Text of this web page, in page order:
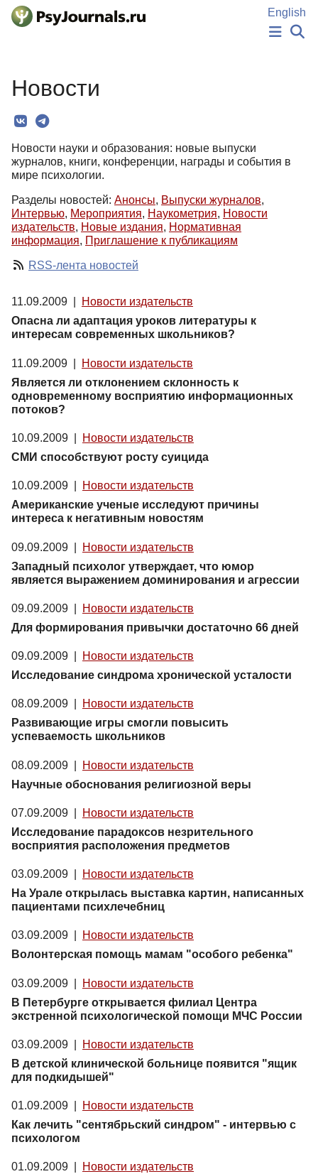
Перейти к основному содержанию
English
КЛЮЧЕВЫЕ СЛОВА
Регистрация
Вход
Новости
Новости науки и образования: новые выпуски
журналов, книги, конференции, награды и события в
мире психологии.
Разделы новостей: Анонсы, Выпуски журналов,
Интервью, Мероприятия, Наукометрия, Новости
издательств, Новые издания, Нормативная
информация, Приглашение к публикациям
RSS-лента новостей
11.09.2009
Новости издательств
Опасна ли адаптация уроков литературы к
интересам современных школьников?
11.09.2009
Новости издательств
Является ли отклонением cклонность к
одновременному восприятию информационных
потоков?
10.09.2009
Новости издательств
СМИ способствуют росту суицида
10.09.2009
Новости издательств
Американские ученые исследуют причины
интереса к негативным новостям
09.09.2009
Новости издательств
Западный психолог утверждает, что юмор
является выражением доминирования и агрессии
09.09.2009
Новости издательств
Для формирования привычки достаточно 66 дней
09.09.2009
Новости издательств
Исследование синдрома хронической усталости
08.09.2009
Новости издательств
Развивающие игры смогли повысить
успеваемость школьников
08.09.2009
Новости издательств
Научные обоснования религиозной веры
07.09.2009
Новости издательств
Исследование парадоксов незрительного
восприятия расположения предметов
03.09.2009
Новости издательств
На Урале открылась выставка картин, написанных
пациентами психлечебниц
03.09.2009
Новости издательств
Волонтерская помощь мамам "особого ребенка"
03.09.2009
Новости издательств
В Петербурге открывается филиал Центра
экстренной психологической помощи МЧС России
03.09.2009
Новости издательств
В детской клинической больнице появится "ящик
для подкидышей"
01.09.2009
Новости издательств
Как лечить "сентябрьский синдром" - интервью с
психологом
01.09.2009
Новости издательств